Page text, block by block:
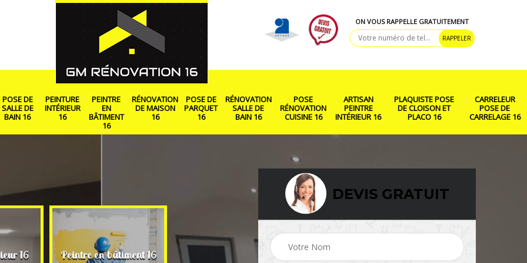
ON VOUS RAPPELLE GRATUITEMENT
POSE DE
SALLE DE
BAIN 16
PEINTURE
INTÉRIEUR
16
PEINTRE
EN
BÂTIMENT
16
RÉNOVATION
DE MAISON
16
POSE DE
PARQUET
16
RÉNOVATION
SALLE DE
BAIN 16
POSE
RÉNOVATION
CUISINE 16
ARTISAN
PEINTRE
INTÉRIEUR 16
PLAQUISTE POSE
DE CLOISON ET
PLACO 16
CARRELEUR
POSE DE
CARRELAGE 16
16 Peintre en bâtiment 16 Rénovation de maison
16 Pose de parquet 16 Rénovation salle de
DEVIS GRATUIT